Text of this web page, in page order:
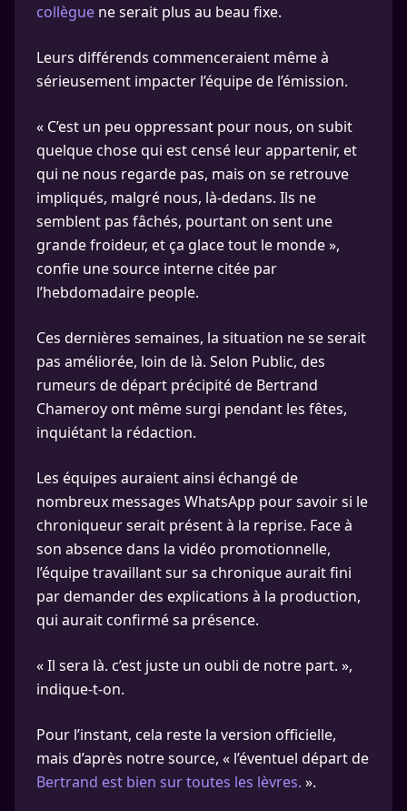
collègue ne serait plus au beau fixe.
Leurs différends commenceraient même à
sérieusement impacter l’équipe de l’émission.
« C’est un peu oppressant pour nous, on subit
quelque chose qui est censé leur appartenir, et
qui ne nous regarde pas, mais on se retrouve
impliqués, malgré nous, là-dedans. Ils ne
semblent pas fâchés, pourtant on sent une
grande froideur, et ça glace tout le monde »,
confie une source interne citée par
l’hebdomadaire people.
Ces dernières semaines, la situation ne se serait
pas améliorée, loin de là. Selon Public, des
rumeurs de départ précipité de Bertrand
Chameroy ont même surgi pendant les fêtes,
inquiétant la rédaction.
Les équipes auraient ainsi échangé de
nombreux messages WhatsApp pour savoir si le
chroniqueur serait présent à la reprise. Face à
son absence dans la vidéo promotionnelle,
l’équipe travaillant sur sa chronique aurait fini
par demander des explications à la production,
qui aurait confirmé sa présence.
« Il sera là. c’est juste un oubli de notre part. »,
indique-t-on.
Pour l’instant, cela reste la version officielle,
mais d’après notre source, « l’éventuel départ de
Bertrand est bien sur toutes les lèvres. ».